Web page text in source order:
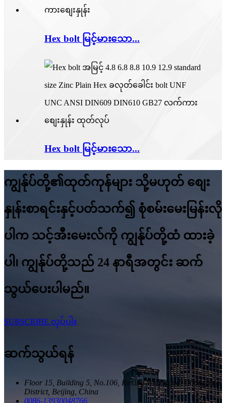
Hex bolt မြင့်​မား​သော...
Hex bolt မြင့်​မား​သော...
ကျွန်ုပ်တို့၏ထုတ်ကုန်များ သို့မဟုတ် စျေး
နှုန်းစာရင်းနှင့်ပတ်သက်၍ စုံစမ်းမေးမြန်းလို
ပါက သင့်အီးမေးလ်ကို ကျွန်ုပ်တို့ထံ ထားခဲ့
ပါ၊ ကျွန်ုပ်တို့သည် 24 နာရီအတွင်း ဆက်
သွယ်ပေးပါမည်။
SUBSCRIBE လုပ်ပါ။
ဆက်သွယ်ရန်
Floor 15, Building 5, No.106, Kexing West Road, Changping
District, Beijing, China
0086-13930048766